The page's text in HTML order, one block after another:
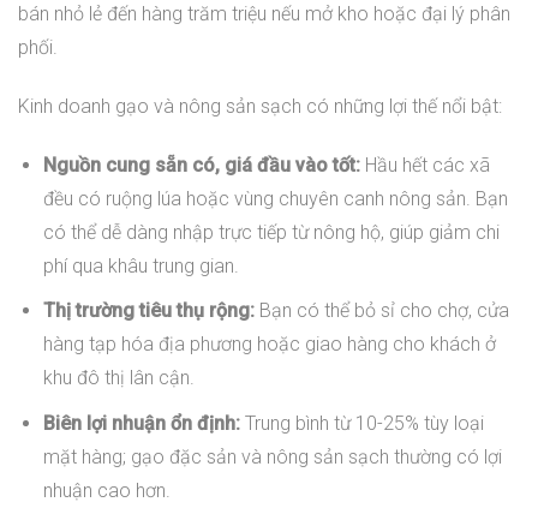
bán nhỏ lẻ đến hàng trăm triệu nếu mở kho hoặc đại lý phân
phối.
Kinh doanh gạo và nông sản sạch có những lợi thế nổi bật:
Nguồn cung sẵn có, giá đầu vào tốt:Hầu hết các xã
đều có ruộng lúa hoặc vùng chuyên canh nông sản. Bạn
có thể dễ dàng nhập trực tiếp từ nông hộ, giúp giảm chi
phí qua khâu trung gian.
Thị trường tiêu thụ rộng:Bạn có thể bỏ sỉ cho chợ, cửa
hàng tạp hóa địa phương hoặc giao hàng cho khách ở
khu đô thị lân cận.
Biên lợi nhuận ổn định:Trung bình từ 10-25% tùy loại
mặt hàng; gạo đặc sản và nông sản sạch thường có lợi
nhuận cao hơn.